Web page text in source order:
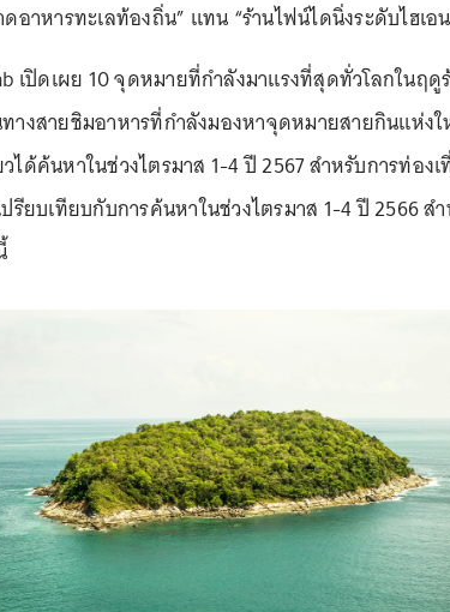
อาหารทะเลท้องถิ่น” แทน “ร้านไฟน์ไดนิ่งระดับไฮเอ
เปิดเผย 10 จุดหมายที่กำลังมาแรงที่สุดทั่วโลกในฤดู
างสายชิมอาหารที่กำลังมองหาจุดหมายสายกินแห่ง
ได้ค้นหาในช่วงไตรมาส 1-4 ปี 2567 สำหรับการท่อง
ปรียบเทียบกับการค้นหาในช่วงไตรมาส 1-4 ปี 2566 ส